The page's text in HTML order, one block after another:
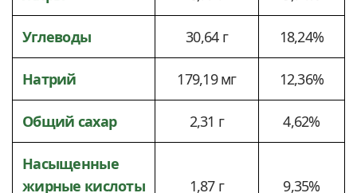
Углеводы 30,64 г 18,24%
Натрий 179,19 мг 12,36%
Общий сахар 2,31 г 4,62%
Насыщенные
жирные кислоты
1,87 г 9,35%